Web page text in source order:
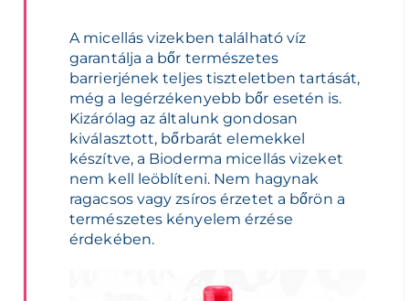
A micellás vizekben található víz
garantálja a bőr természetes
barrierjének teljes tiszteletben tartását,
még a legérzékenyebb bőr esetén is.
Kizárólag az általunk gondosan
kiválasztott, bőrbarát elemekkel
készítve, a Bioderma micellás vizeket
nem kell leöblíteni. Nem hagynak
ragacsos vagy zsíros érzetet a bőrön a
természetes kényelem érzése
érdekében.